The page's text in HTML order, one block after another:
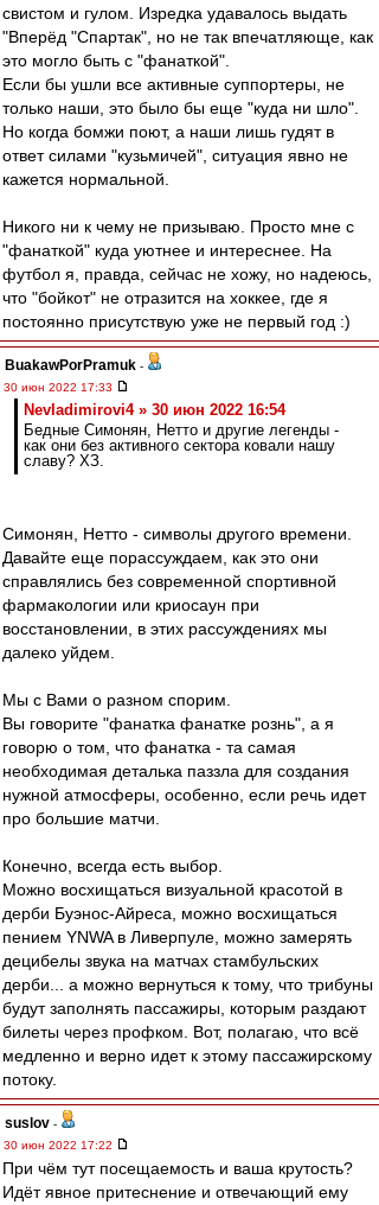
свистом и гулом. Изредка удавалось выдать
"Вперёд "Спартак", но не так впечатляюще, как
это могло быть с "фанаткой".
Если бы ушли все активные суппортеры, не
только наши, это было бы еще "куда ни шло".
Но когда бомжи поют, а наши лишь гудят в
ответ силами "кузьмичей", ситуация явно не
кажется нормальной.
Никого ни к чему не призываю. Просто мне с
"фанаткой" куда уютнее и интереснее. На
футбол я, правда, сейчас не хожу, но надеюсь,
что "бойкот" не отразится на хоккее, где я
постоянно присутствую уже не первый год :)
BuakawPorPramuk -
30 июн 2022 17:33
Nevladimirovi4 » 30 июн 2022 16:54
Бедные Симонян, Нетто и другие легенды -
как они без активного сектора ковали нашу
славу? ХЗ.
Симонян, Нетто - символы другого времени.
Давайте еще порассуждаем, как это они
справлялись без современной спортивной
фармакологии или криосаун при
восстановлении, в этих рассуждениях мы
далеко уйдем.
Мы с Вами о разном спорим.
Вы говорите "фанатка фанатке рознь", а я
говорю о том, что фанатка - та самая
необходимая деталька паззла для создания
нужной атмосферы, особенно, если речь идет
про большие матчи.
Конечно, всегда есть выбор.
Можно восхищаться визуальной красотой в
дерби Буэнос-Айреса, можно восхищаться
пением YNWA в Ливерпуле, можно замерять
децибелы звука на матчах стамбульских
дерби... а можно вернуться к тому, что трибуны
будут заполнять пассажиры, которым раздают
билеты через профком. Вот, полагаю, что всё
медленно и верно идет к этому пассажирскому
потоку.
suslov -
30 июн 2022 17:22
При чём тут посещаемость и ваша крутость?
Идёт явное притеснение и отвечающий ему